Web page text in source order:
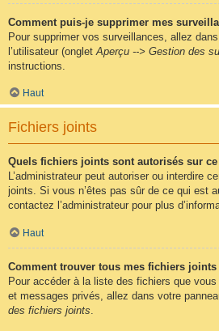
Comment puis-je supprimer mes
Pour supprimer vos surveillances, allez
l’utilisateur (onglet Aperçu --> Gestion des
instructions.
Haut
Fichiers joints
Quels fichiers joints sont autorisés sur
L’administrateur peut autoriser ou interdire
joints. Si vous n’êtes pas sûr de ce qui est
contactez l’administrateur pour plus
Haut
Comment trouver tous mes fichiers joints
Pour accéder à la liste des fichiers que
et messages privés, allez dans votre
des fichiers joints